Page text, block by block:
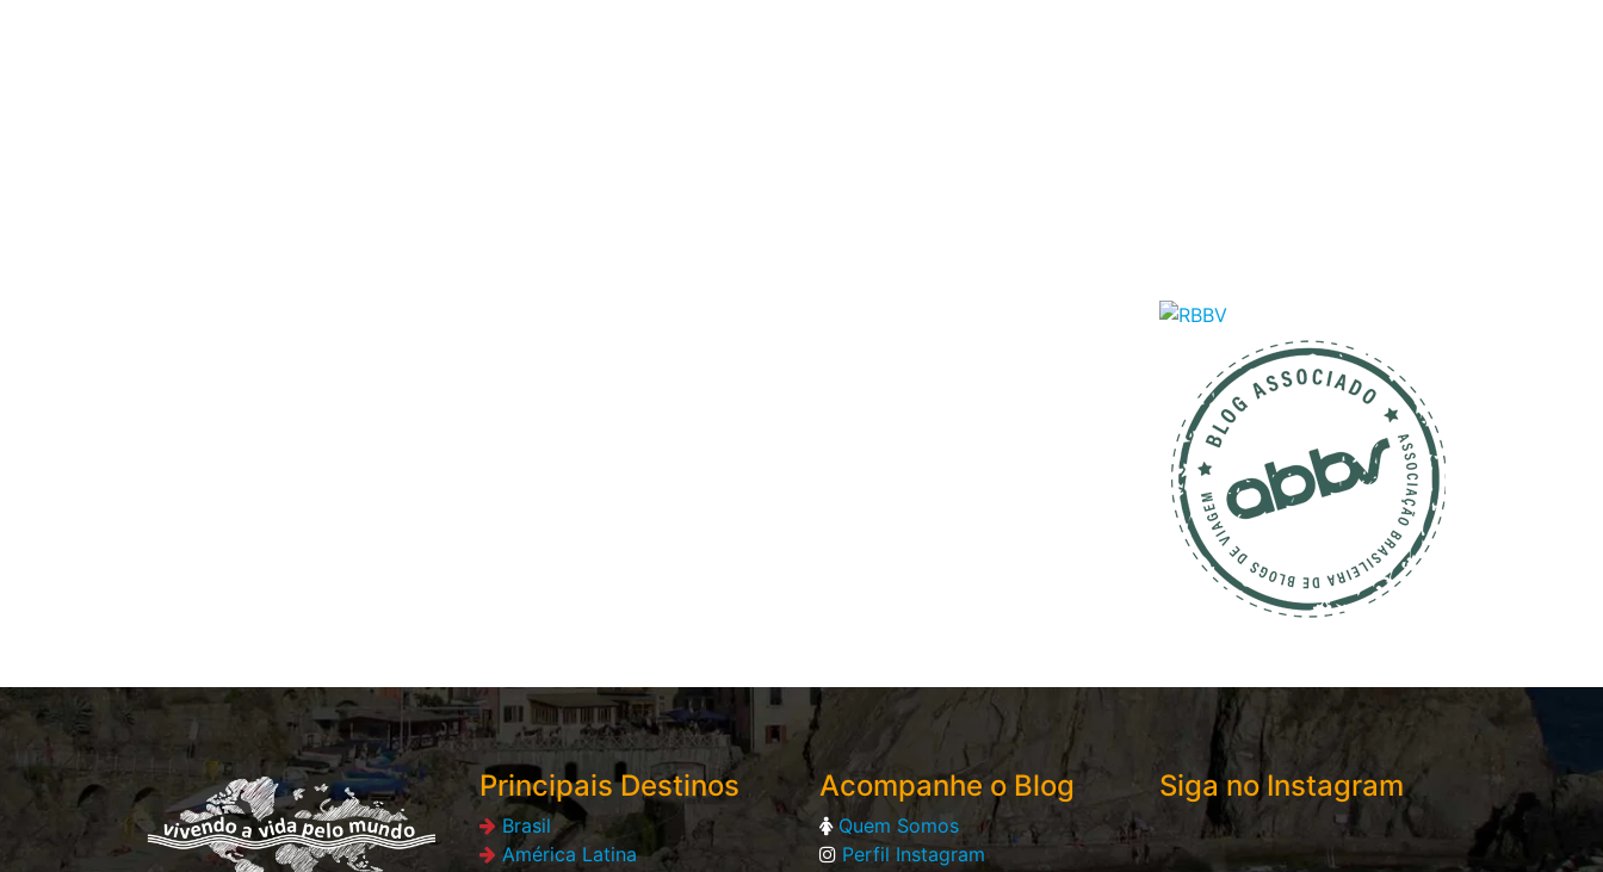
Principais Destinos
Brasil
América Latina
Acompanhe o Blog
Quem Somos
Perfil Instagram
Siga no Instagram